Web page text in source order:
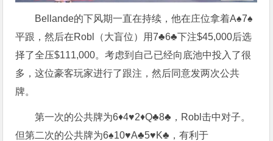
Bellande的下风期一直在持续，他在庄位拿着A♠7♠
平跟，然后在Robl（大盲位）用7♣6♣下注$45,000后选
择了全压$111,000。考虑到自己已经向底池中投入了很
多，这位豪客玩家进行了跟注，然后同意发两次公共
牌。
第一次的公共牌为6♦4♥2♦Q♣8♣，Robl击中对子。
但第二次的公共牌为6♠10♥A♣5♥K♣，有利于